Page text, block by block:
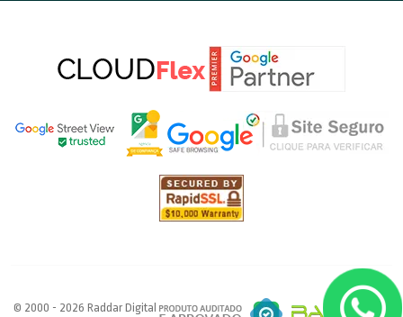
© 2000 - 2026 Raddar Digital